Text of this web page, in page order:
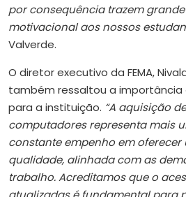
por consequência trazem
motivacional aos nossos
Valverde.
O diretor executivo da FEMA,
também ressaltou a
para a instituição. “A aquisição
computadores representa mais
constante empenho em
qualidade, alinhada com as
trabalho. Acreditamos que o